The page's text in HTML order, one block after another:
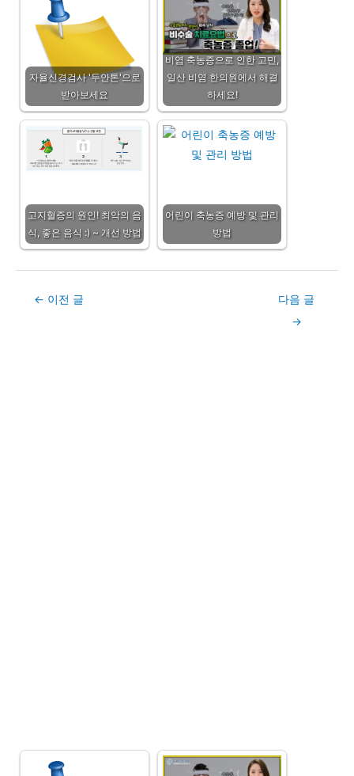
자율신경검사 '두안톤'으로
받아보세요
비염 축농증으로 인한 고민,
일산 비염 한의원에서 해결
하세요!
고지혈증의 원인! 최악의 음
식, 좋은 음식 :) ~ 개선 방법
어린이 축농증 예방 및 관리
방법
Post← 이전 글
다음 글
→